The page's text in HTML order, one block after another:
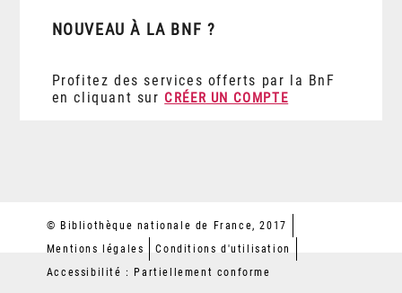
NOUVEAU À LA BNF ?
Profitez des services offerts par la BnF
en cliquant sur CRÉER UN COMPTE
© Bibliothèque nationale de France, 2017
Mentions légales
Conditions d'utilisation
Accessibilité : Partiellement conforme